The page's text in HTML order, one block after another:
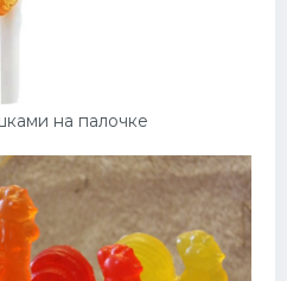
на палочке